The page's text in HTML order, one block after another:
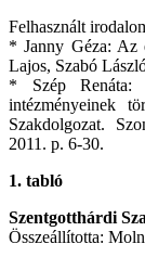
Felhasznált
* Janny Géza: Az
Lajos, Szabó
* Szép Renáta:
intézményeinek
Szakdolgozat.
2011. p. 6-30.
1. tabló
Szentgotthárdi
Összeállította: